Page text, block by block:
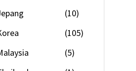
(10)
(105)
(5)